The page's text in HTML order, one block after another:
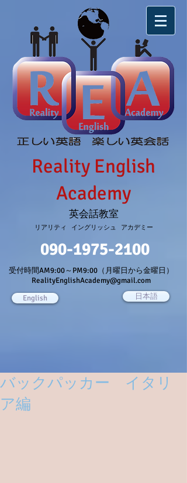
Reality English
Academy
英会話教室
リアリティ イングリッシュ アカデミー
090-1975-2100
受付時間AM9:00～PM9:00（月曜日から金曜日）
RealityEnglishAcademy@gmail.com
English
日本語
バックパッカー イタリ
ア編